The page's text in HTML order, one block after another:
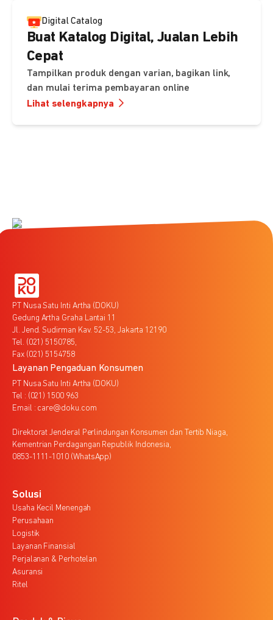
Digital Catalog
Buat Katalog Digital, Jualan Lebih
Cepat
Tampilkan produk dengan varian, bagikan link,
dan mulai terima pembayaran online
Lihat selengkapnya
PT Nusa Satu Inti Artha (DOKU)
Gedung Artha Graha Lantai 11
Jl. Jend. Sudirman Kav. 52-53, Jakarta 12190
Tel. (021) 5150785,
Fax (021) 5154758
Layanan Pengaduan Konsumen
PT Nusa Satu Inti Artha (DOKU)
Tel : (021) 1500 963
Email : care@doku.com
Direktorat Jenderal Perlindungan Konsumen dan Tertib Niaga,
Kementrian Perdagangan Republik Indonesia,
0853-1111-1010 (WhatsApp)
Solusi
Usaha Kecil Menengah
Perusahaan
Logistik
Layanan Finansial
Perjalanan & Perhotelan
Asuransi
Ritel